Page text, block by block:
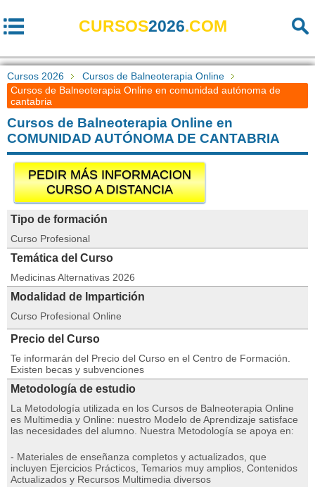
CURSOS2026.COM
Cursos 2026
Cursos de Balneoterapia Online
Cursos de Balneoterapia Online en comunidad autónoma de
cantabria
Cursos de Balneoterapia Online en
COMUNIDAD AUTÓNOMA DE CANTABRIA
PEDIR MÁS INFORMACION
CURSO A DISTANCIA
Tipo de formación
Curso Profesional
Temática del Curso
Medicinas Alternativas 2026
Modalidad de Impartición
Curso Profesional Online
Precio del Curso
Te informarán del Precio del Curso en el Centro de Formación.
Existen becas y subvenciones
Metodología de estudio
La Metodología utilizada en los Cursos de Balneoterapia Online
es Multimedia y Online: nuestro Modelo de Aprendizaje satisface
las necesidades del alumno. Nuestra Metodología se apoya en:
- Materiales de enseñanza completos y actualizados, que
incluyen Ejercicios Prácticos, Temarios muy amplios, Contenidos
Actualizados y Recursos Multimedia diversos